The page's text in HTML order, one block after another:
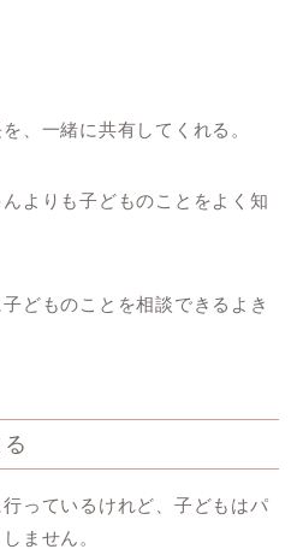
、一緒に共有してくれる。
よりも子どものことをよく知
どものことを相談できるよき
っているけれど、子どもはパ
ません。